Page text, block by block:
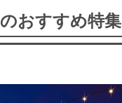
おすすめ特集